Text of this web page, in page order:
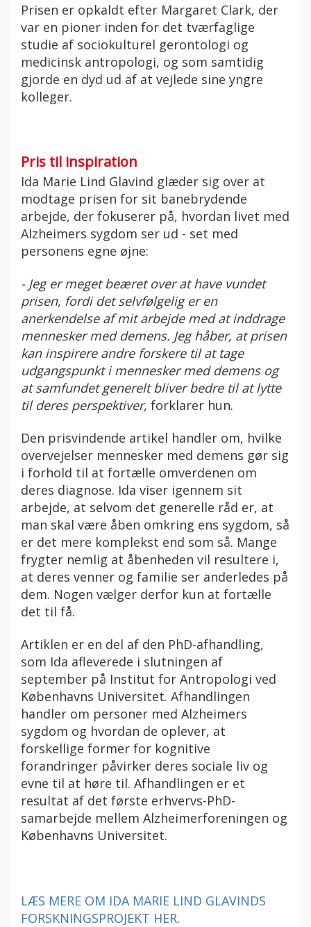
Prisen er opkaldt efter Margaret Clark, der
var en pioner inden for det tværfaglige
studie af sociokulturel gerontologi og
medicinsk antropologi, og som samtidig
gjorde en dyd ud af at vejlede sine yngre
kolleger.
Pris til inspiration
Ida Marie Lind Glavind glæder sig over at
modtage prisen for sit banebrydende
arbejde, der fokuserer på, hvordan livet med
Alzheimers sygdom ser ud - set med
personens egne øjne:
- Jeg er meget beæret over at have vundet
prisen, fordi det selvfølgelig er en
anerkendelse af mit arbejde med at inddrage
mennesker med demens. Jeg håber, at prisen
kan inspirere andre forskere til at tage
udgangspunkt i mennesker med demens og
at samfundet generelt bliver bedre til at lytte
til deres perspektiver, forklarer hun.
Den prisvindende artikel handler om, hvilke
overvejelser mennesker med demens gør sig
i forhold til at fortælle omverdenen om
deres diagnose. Ida viser igennem sit
arbejde, at selvom det generelle råd er, at
man skal være åben omkring ens sygdom, så
er det mere komplekst end som så. Mange
frygter nemlig at åbenheden vil resultere i,
at deres venner og familie ser anderledes på
dem. Nogen vælger derfor kun at fortælle
det til få.
Artiklen er en del af den PhD-afhandling,
som Ida afleverede i slutningen af
september på Institut for Antropologi ved
Københavns Universitet. Afhandlingen
handler om personer med Alzheimers
sygdom og hvordan de oplever, at
forskellige former for kognitive
forandringer påvirker deres sociale liv og
evne til at høre til. Afhandlingen er et
resultat af det første erhvervs-PhD-
samarbejde mellem Alzheimerforeningen og
Københavns Universitet.
LÆS MERE OM IDA MARIE LIND GLAVINDS
FORSKNINGSPROJEKT HER.